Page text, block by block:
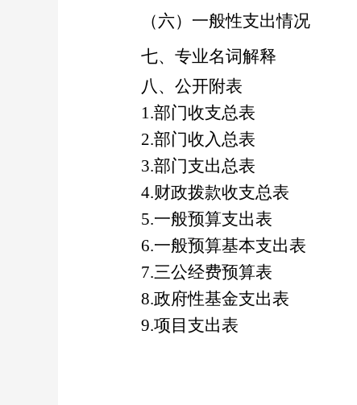
（六）一般性支出情况
七、专业名词解释
八、公开附表
1.部门收支总表
2.部门收入总表
3.部门支出总表
4.财政拨款收支总表
5.一般预算支出表
6.一般预算基本支出表
7.三公经费预算表
8.政府性基金支出表
9.项目支出表